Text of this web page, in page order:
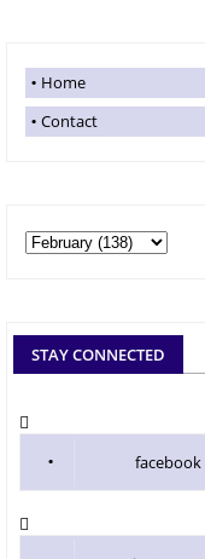
Home
Contact
STAY CONNECTED
facebook